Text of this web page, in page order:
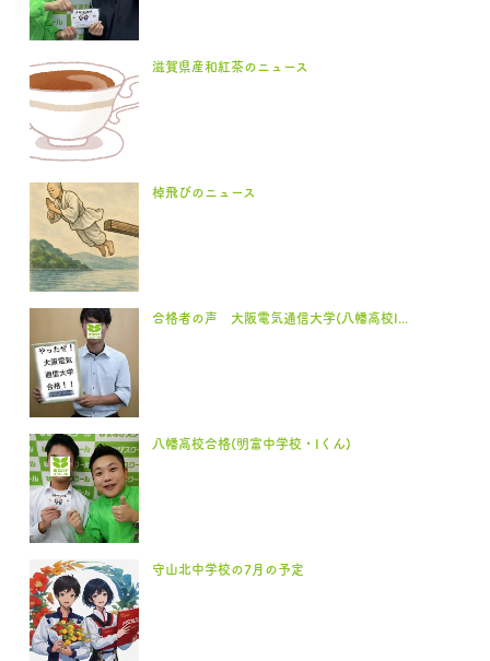
滋賀県産和紅茶のニュース
棹飛びのニュース
合格者の声 大阪電気通信大学(八幡高校I...
八幡高校合格(明富中学校・Iくん)
守山北中学校の7月の予定